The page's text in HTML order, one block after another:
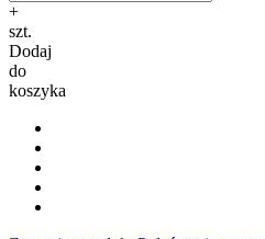
+
szt.
Dodaj
do
koszyka